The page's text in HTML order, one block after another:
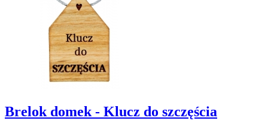
Brelok domek - Klucz do szczęścia